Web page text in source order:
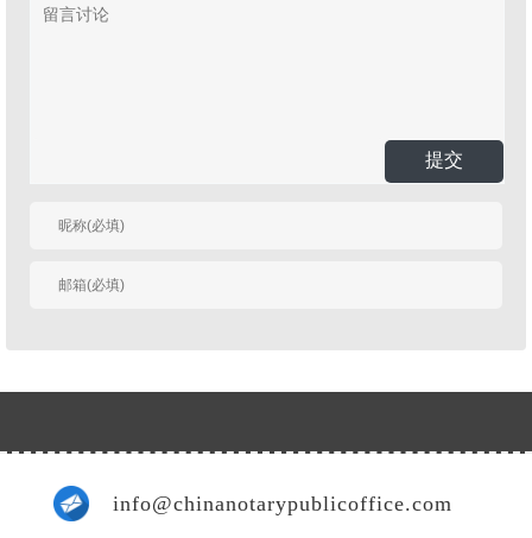
有人回复时邮件通知
我
提交
info@chinanotarypublicoffice.com